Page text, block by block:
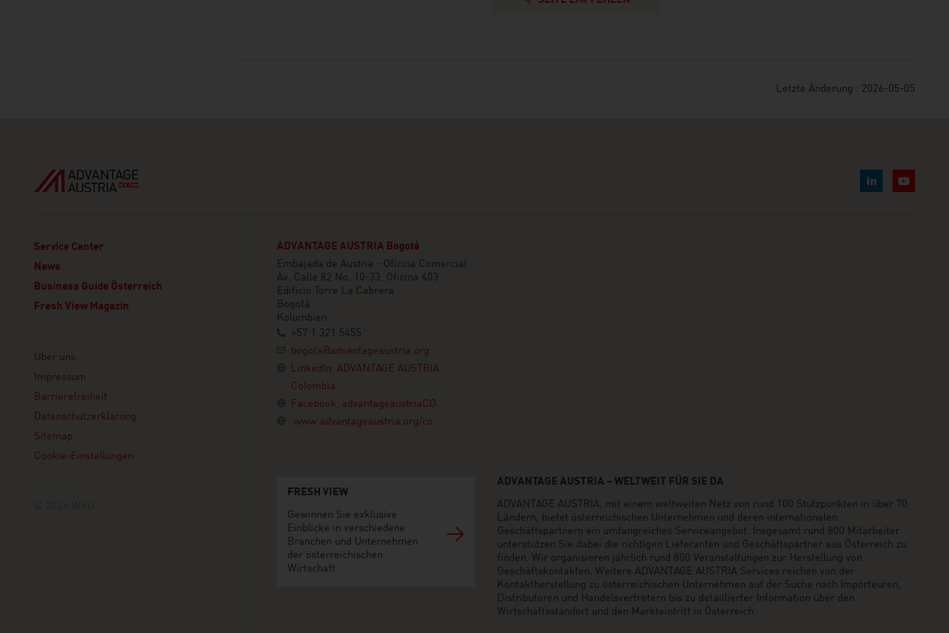
Letzte Änderung : 2026-05-05
Service Center
News
Business Guide Österreich
Fresh View Magazin
Über uns
Impressum
Barrierefreiheit
Datenschutzerklärung
Sitemap
Cookie-Einstellungen
ADVANTAGE AUSTRIA Bogotá
Embajada de Austria - Oficina Comercial
Av. Calle 82 No. 10-33, Oficina 403
Edificio Torre La Cabrera
Bogotá
Kolumbien
+57 1 321 5455
bogota@advantageaustria.org
LinkedIn: ADVANTAGE AUSTRIA
Colombia
Facebook: advantageaustriaCO
www.advantageaustria.org/co
FRESH VIEW
Gewinnen Sie exklusive
Einblicke in verschiedene
Branchen und Unternehmen
der österreichischen
Wirtschaft.
ADVANTAGE AUSTRIA – WELTWEIT FÜR SIE DA
ADVANTAGE AUSTRIA, mit einem weltweiten Netz von rund 100 Stützpunkten in über 70
Ländern, bietet österreichischen Unternehmen und deren internationalen
Geschäftspartnern ein umfangreiches Serviceangebot. Insgesamt rund 800 Mitarbeiter
unterstützen Sie dabei die richtigen Lieferanten und Geschäftspartner aus Österreich zu
finden. Wir organisieren jährlich rund 800 Veranstaltungen zur Herstellung von
Geschäftskontakten. Weitere ADVANTAGE AUSTRIA Services reichen von der
Kontaktherstellung zu österreichischen Unternehmen auf der Suche nach Importeuren,
Distributoren und Handelsvertretern bis zu detaillierter Information über den
Wirtschaftsstandort und den Markteintritt in Österreich.